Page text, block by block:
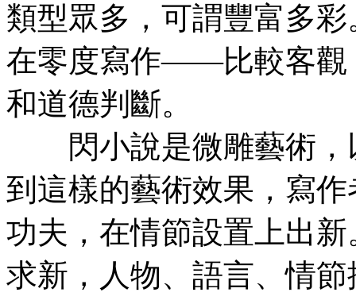
類型眾多，可謂豐富多
在零度寫作——比較客觀
和道德判斷。
閃小說是微雕藝術，
到這樣的藝術效果，寫
功夫，在情節設置上出
求新，人物、語言、情